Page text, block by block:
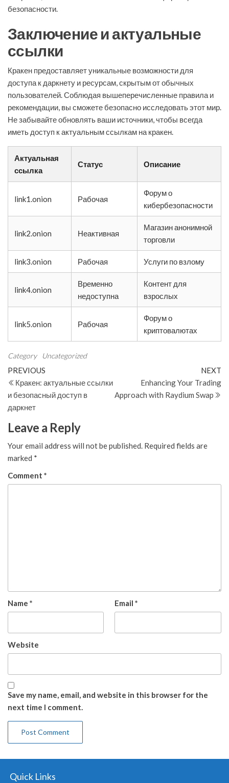
безопасности.
Заключение и актуальные
ссылки
Кракен предоставляет уникальные возможности для
доступа к даркнету и ресурсам, скрытым от обычных
пользователей. Соблюдая вышеперечисленные правила и
рекомендации, вы сможете безопасно исследовать этот мир.
Не забывайте обновлять ваши источники, чтобы всегда
иметь доступ к актуальным ссылкам на кракен.
Актуальная
ссылка
Статус Описание
link1.onion Рабочая
Форум о
кибербезопасности
link2.onion Неактивная
Магазин анонимной
торговли
link3.onion Рабочая Услуги по взлому
link4.onion
Временно
недоступна
Контент для
взрослых
link5.onion Рабочая
Форум о
криптовалютах
Category Uncategorized
Post
navigation
Previous
Post
PREVIOUS
Кракен: актуальные ссылки
и безопасный доступ в
даркнет
NEXT
Enhancing Your Trading
Approach with Raydium Swap
Leave a Reply
Your email address will not be published. Required fields are
marked *
Comment *
Name * Email *
Website
Save my name, email, and website in this browser for the
next time I comment.
Quick Links